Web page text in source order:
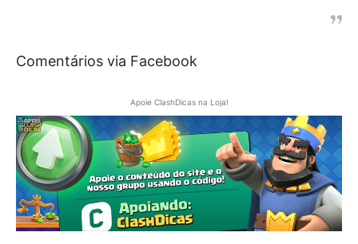
Comentários via Facebook
Apoie ClashDicas na Loja!